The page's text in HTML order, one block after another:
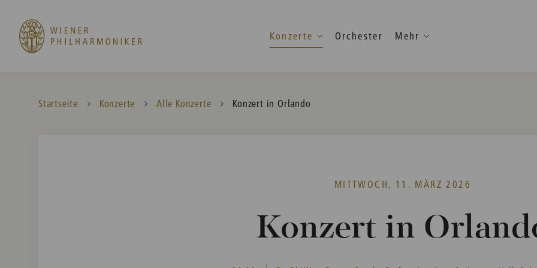
Konzerte Orchester Mehr
Startseite Konzerte Alle Konzerte Current:
Konzert in Orlando
MITTWOCH, 11. MÄRZ 2026
Konzert in